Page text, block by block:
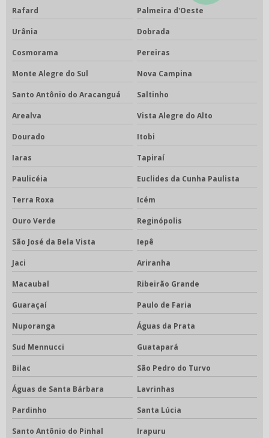
Rafard Palmeira d'Oeste
Urânia Dobrada
Cosmorama Pereiras
Monte Alegre do Sul Nova Campina
Santo Antônio do Aracanguá Saltinho
Arealva Vista Alegre do Alto
Dourado Itobi
Iaras Tapiraí
Paulicéia Euclides da Cunha Paulista
Terra Roxa Icém
Ouro Verde Reginópolis
São José da Bela Vista Iepê
Jaci Ariranha
Macaubal Ribeirão Grande
Guaraçaí Paulo de Faria
Nuporanga Águas da Prata
Sud Mennucci Guatapará
Bilac São Pedro do Turvo
Águas de Santa Bárbara Lavrinhas
Pardinho Santa Lúcia
Santo Antônio do Pinhal Irapuru